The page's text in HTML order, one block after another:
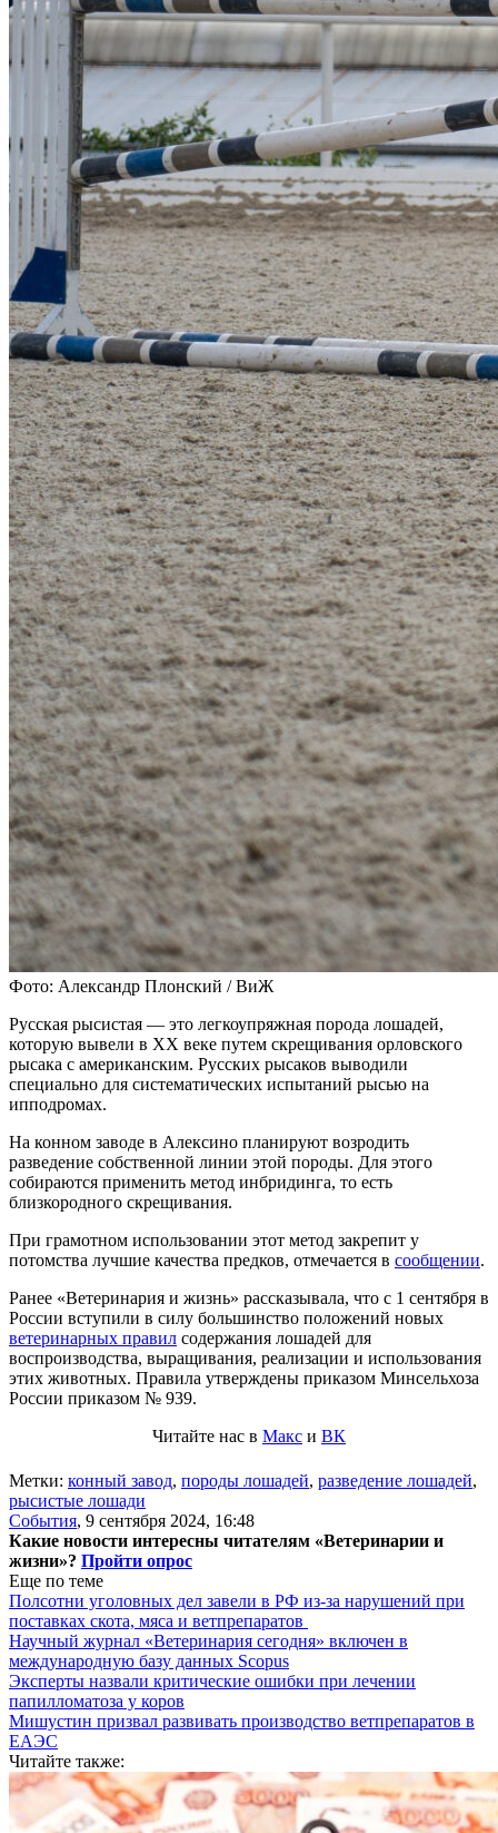
Фото: Александр Плонский / ВиЖ
Русская рысистая — это легкоупряжная порода лошадей,
которую вывели в ХХ веке путем скрещивания орловского
рысака с американским. Русских рысаков выводили
специально для систематических испытаний рысью на
ипподромах.
На конном заводе в Алексино планируют возродить
разведение собственной линии этой породы. Для этого
собираются применить метод инбридинга, то есть
близкородного скрещивания.
При грамотном использовании этот метод закрепит у
потомства лучшие качества предков, отмечается в сообщении.
Ранее «Ветеринария и жизнь» рассказывала, что с 1 сентября в
России вступили в силу большинство положений новых
ветеринарных правил содержания лошадей для
воспроизводства, выращивания, реализации и использования
этих животных. Правила утверждены приказом Минсельхоза
России приказом № 939.
Читайте нас в Макс и ВК
Метки: конный завод, породы лошадей, разведение лошадей,
рысистые лошади
События, 9 сентября 2024, 16:48
Какие новости интересны читателям «Ветеринарии и
жизни»? Пройти опрос
Еще по теме
Полсотни уголовных дел завели в РФ из-за нарушений при
поставках скота, мяса и ветпрепаратов
Научный журнал «Ветеринария сегодня» включен в
международную базу данных Scopus
Эксперты назвали критические ошибки при лечении
папилломатоза у коров
Мишустин призвал развивать производство ветпрепаратов в
ЕАЭС
Читайте также: